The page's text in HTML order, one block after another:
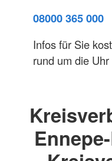
08000 365 000
Infos für Sie
rund um die Uhr